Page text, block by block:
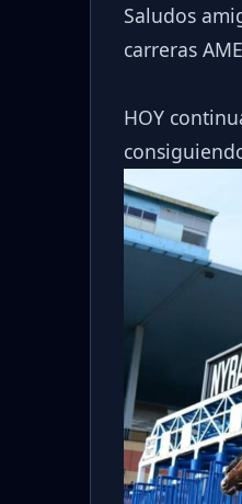
Saludos
carreras
HOY